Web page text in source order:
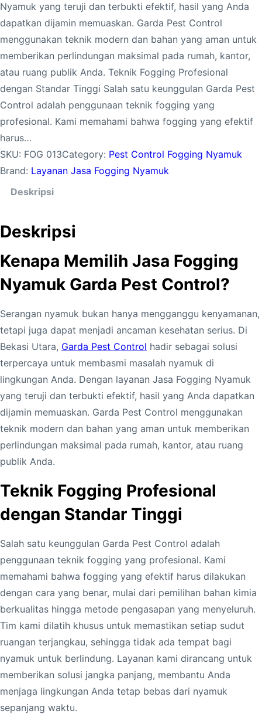
Nyamuk yang teruji dan terbukti efektif, hasil yang Anda
dapatkan dijamin memuaskan. Garda Pest Control
menggunakan teknik modern dan bahan yang aman untuk
memberikan perlindungan maksimal pada rumah, kantor,
atau ruang publik Anda. Teknik Fogging Profesional
dengan Standar Tinggi Salah satu keunggulan Garda Pest
Control adalah penggunaan teknik fogging yang
profesional. Kami memahami bahwa fogging yang efektif
harus…
SKU: FOG 013Category: Pest Control Fogging Nyamuk
Brand: Layanan Jasa Fogging Nyamuk
Deskripsi
Deskripsi
Kenapa Memilih Jasa Fogging
Nyamuk Garda Pest Control?
Serangan nyamuk bukan hanya mengganggu kenyamanan,
tetapi juga dapat menjadi ancaman kesehatan serius. Di
Bekasi Utara, Garda Pest Control hadir sebagai solusi
terpercaya untuk membasmi masalah nyamuk di
lingkungan Anda. Dengan layanan Jasa Fogging Nyamuk
yang teruji dan terbukti efektif, hasil yang Anda dapatkan
dijamin memuaskan. Garda Pest Control menggunakan
teknik modern dan bahan yang aman untuk memberikan
perlindungan maksimal pada rumah, kantor, atau ruang
publik Anda.
Teknik Fogging Profesional
dengan Standar Tinggi
Salah satu keunggulan Garda Pest Control adalah
penggunaan teknik fogging yang profesional. Kami
memahami bahwa fogging yang efektif harus dilakukan
dengan cara yang benar, mulai dari pemilihan bahan kimia
berkualitas hingga metode pengasapan yang menyeluruh.
Tim kami dilatih khusus untuk memastikan setiap sudut
ruangan terjangkau, sehingga tidak ada tempat bagi
nyamuk untuk berlindung. Layanan kami dirancang untuk
memberikan solusi jangka panjang, membantu Anda
menjaga lingkungan Anda tetap bebas dari nyamuk
sepanjang waktu.